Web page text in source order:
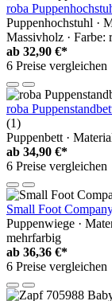
roba
Puppenhochstuhl ·
Massivholz · Farbe:
ab 32,90 €*
6 Preise vergleichen
roba
(1)
Puppenbett ·
ab 34,90 €*
6 Preise vergleichen
Small Foot
Puppenwiege ·
mehrfarbig
ab 36,36 €*
6 Preise vergleichen